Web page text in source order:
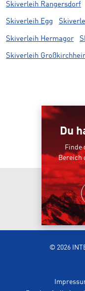
Skiverleih Rangersdorf
Skiverleih Egg
Skiverleih Hermagor
Skiverleih
Du
Finde
Bereich
© 2026